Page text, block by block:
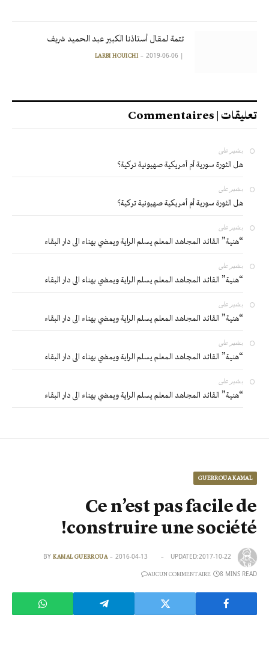
تتمة لمقال أستاذنا الكبير عبد الحميد شريف
|
LARBI HOUICHI 2019-06-06
تعليقات | Commentaires
بشير على
هل الثورة سورية أم أمريكية صهيونية تركية؟
بشير على
هل الثورة سورية أم أمريكية صهيونية تركية؟
بشير على
“هنية” القائد المجاهد المعلم يسلم الراية ويمضي بهناء الى دار البقاء
بشير على
“هنية” القائد المجاهد المعلم يسلم الراية ويمضي بهناء الى دار البقاء
بشير على
“هنية” القائد المجاهد المعلم يسلم الراية ويمضي بهناء الى دار البقاء
بشير على
“هنية” القائد المجاهد المعلم يسلم الراية ويمضي بهناء الى دار البقاء
بشير على
“هنية” القائد المجاهد المعلم يسلم الراية ويمضي بهناء الى دار البقاء
GUERROUA KAMAL
Ce n’est pas facile de
construire une société!
BY KAMAL GUERROUA 2016-04-13 UPDATED:2017-10-22
AUCUN COMMENTAIRE 8 MINS READ